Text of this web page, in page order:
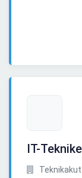
IT-